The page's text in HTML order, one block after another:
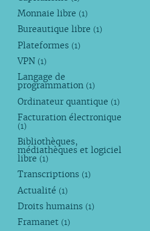
Monnaie libre (1)
Bureautique libre (1)
Plateformes (1)
VPN (1)
Langage de
programmation (1)
Ordinateur quantique (1)
Facturation électronique
(1)
Bibliothèques,
médiathèques et logiciel
libre (1)
Transcriptions (1)
Actualité (1)
Droits humains (1)
Framanet (1)